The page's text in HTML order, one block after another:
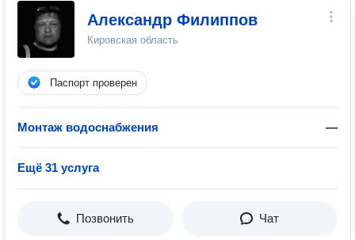
Александр Филиппов
Кировская область
Паспорт проверен
Монтаж водоснабжения —
Ещё 31 услуга
Позвонить Чат